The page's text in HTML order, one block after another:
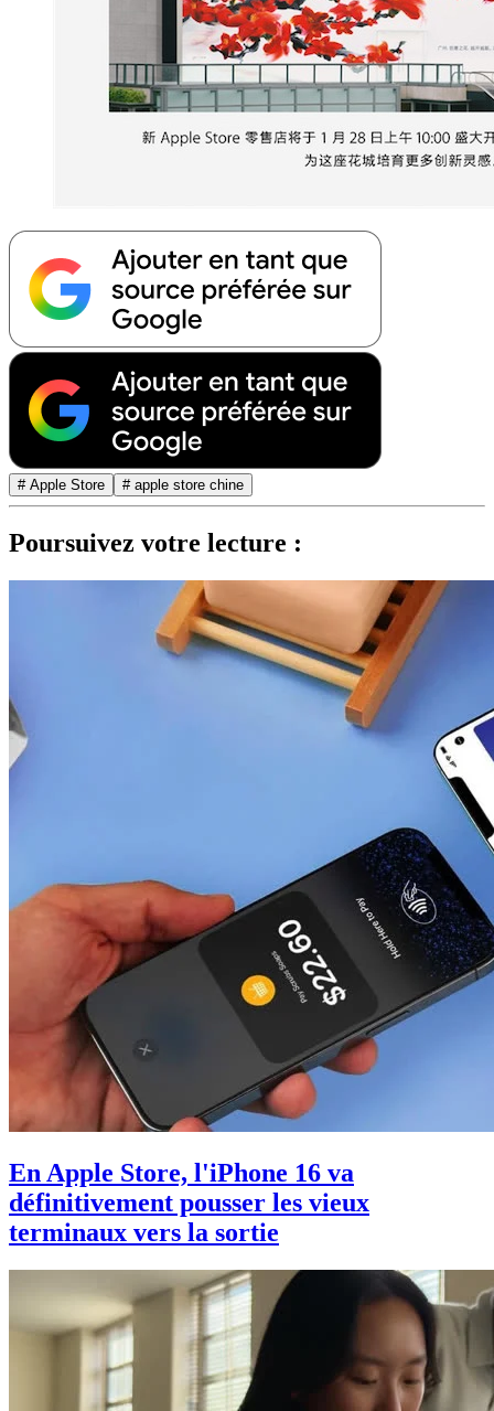
# Apple Store # apple store chine
Poursuivez votre lecture :
En Apple Store, l'iPhone 16 va
définitivement pousser les vieux
terminaux vers la sortie